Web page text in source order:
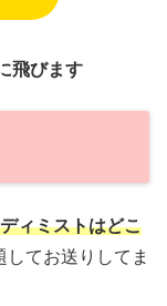
飛びます
ィミストはどこ
してお送りしてま